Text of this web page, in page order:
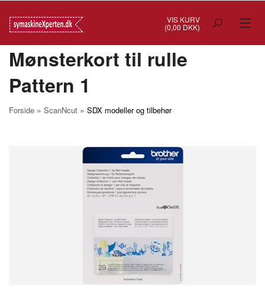
VIS KURV
(0,00 DKK)
TILBUD
SYMASKINER
Mønsterkort til rulle
Pattern 1
Forside » ScanNcut » SDX modeller og tilbehør